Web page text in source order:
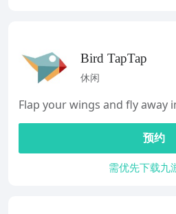
Bird TapTap
休闲
Flap your wings and fly away
预约
需优先下载九